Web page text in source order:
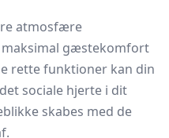
atmosfære
gæstekomfort
rette funktioner kan din
sociale hjerte i dit
skabes med de